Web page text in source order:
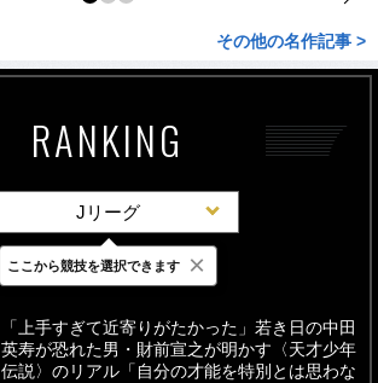
その他の名作記事 >
RANKING
Jリーグ
最新 24時間 週間
「上手すぎて近寄りがたかった」若き日の中田
英寿が恐れた男・財前宣之が明かす〈天才少年
伝説〉のリアル「自分の才能を特別とは思わな
ここから競技を選択できます ×